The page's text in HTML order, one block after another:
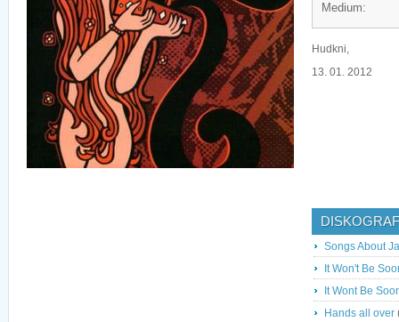
Medium:
Hudkni,
13. 01. 2012
Songs About
It Won't Be
It Wont Be
Hands all over